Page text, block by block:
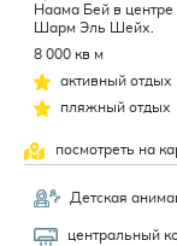
Наама Бей в центре
Шарм Эль Шейх.
8 000 кв м
активный отдых
пляжный отдых
посмотреть на
Детская
центральный